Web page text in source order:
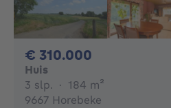
€ 310.000
Huis
3 slp. 3 slaapkamers
· 184 m²
9667 Horebeke